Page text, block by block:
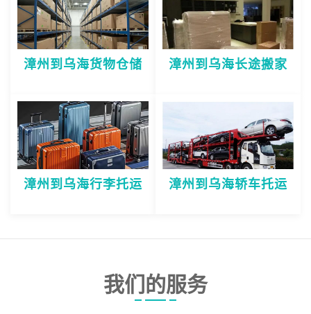
漳州到乌海货物仓储 漳州到乌海长途搬家
漳州到乌海行李托运 漳州到乌海轿车托运
我们的服务